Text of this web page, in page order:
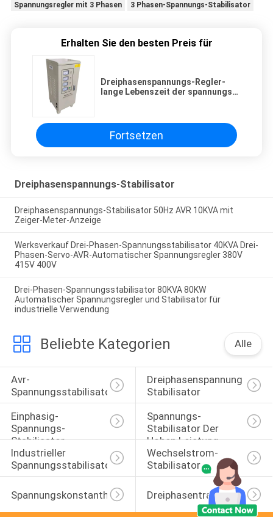
Spannungsregler mit 3 Phasen 3 Phasen-Spannungs-Stabilisator
Erhalten Sie den besten Preis für
Dreiphasenspannungs-Regler-
lange Lebenszeit der spannungs-
Fortsetzen
Dreiphasenspannungs-Stabilisator
Dreiphasenspannungs-Stabilisator 50Hz AVR 10KVA mit
Zeiger-Meter-Anzeige
Werksverkauf Drei-Phasen-Spannungsstabilisator 40KVA Drei-
Phasen-Servo-AVR-Automatischer Spannungsregler 380V
415V 400V
Drei-Phasen-Spannungsstabilisator 80KVA 80KW
Automatischer Spannungsregler und Stabilisator für
industrielle Verwendung
Beliebte Kategorien Alle
Avr-
Spannungsstabilisator
Dreiphasenspannungs-
Stabilisator
Einphasig-
Spannungs-
Stabilisator
Spannungs-
Stabilisator Der
Hohen Leistung
Industrieller
Spannungsstabilisator
Wechselstrom-
Stabilisator
Spannungskonstanthalter Dreiphasentransformator